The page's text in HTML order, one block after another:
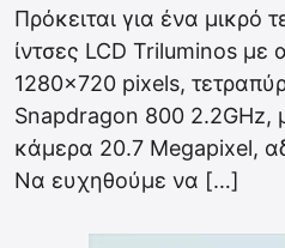
Πρόκειται για ένα μικρό
ίντσες LCD Triluminos με
1280×720 pixels,
Snapdragon 800 2.2GHz,
κάμερα 20.7 Megapixel,
Να ευχηθούμε να […]